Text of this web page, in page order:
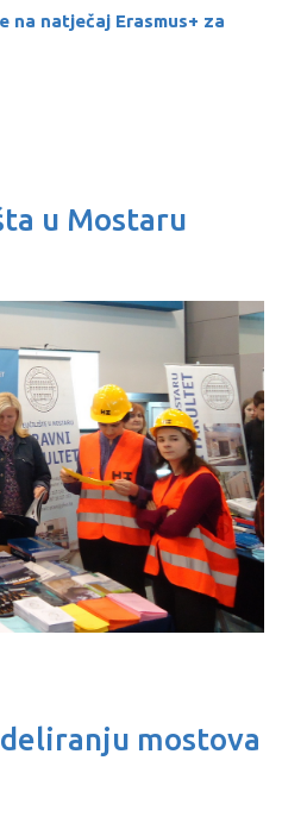
na natječaj Erasmus+ za
u Mostaru
mostova